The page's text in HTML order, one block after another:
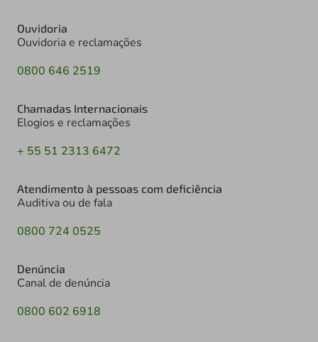
Ouvidoria
Ouvidoria e reclamações
0800 646 2519
Chamadas Internacionais
Elogios e reclamações
+ 55 51 2313 6472
Atendimento à pessoas com deficiência
Auditiva ou de fala
0800 724 0525
Denúncia
Canal de denúncia
0800 602 6918